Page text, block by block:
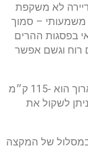
לא משקפת
משמעותי – סמוך
בפסגות ההרים
יחד עם רוח וגשם אפשר
ישנם במירוץ מספר מקצים – הארוך הוא -115 ק״מ
בהחלט ניתן לשקול את
של המקצה